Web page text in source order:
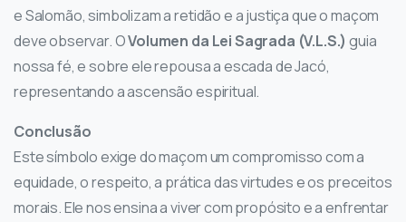
e Salomão, simbolizam a retidão e a justiça que o maçom
deve observar. OVolumen da Lei Sagrada (V.L.S.) guia
nossa fé, e sobre ele repousa a escada de Jacó,
representando a ascensão espiritual.
Conclusão
Este símbolo exige do maçom um compromisso com a
equidade, o respeito, a prática das virtudes e os preceitos
morais. Ele nos ensina a viver com propósito e a enfrentar